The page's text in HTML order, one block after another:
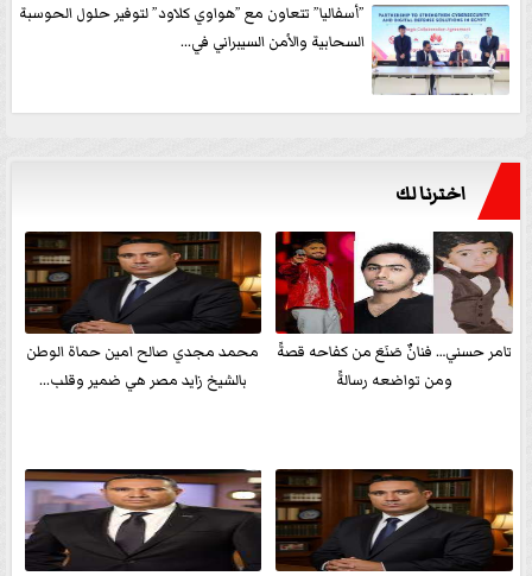
”أسفاليا” تتعاون مع ”هواوي كلاود” لتوفير حلول الحوسبة
السحابية والأمن السيبراني في...
اخترنا لك
تامر حسني… فنانٌ صَنَعَ من كفاحه قصةً
ومن تواضعه رسالةً
محمد مجدي صالح امين حماة الوطن
بالشيخ زايد مصر هي ضمير وقلب...